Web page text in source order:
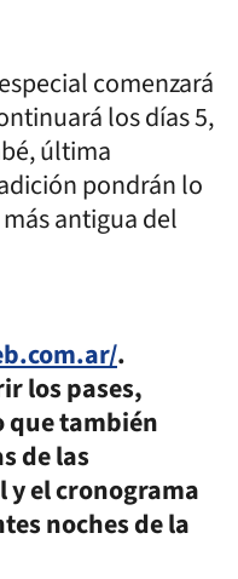
comenzará
los días 5,
última
pondrán lo
antigua del
.
los pases,
que también
de las
el cronograma
noches de la